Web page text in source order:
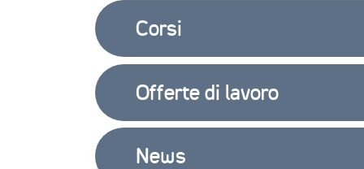
Corsi
Offerte di lavoro
News